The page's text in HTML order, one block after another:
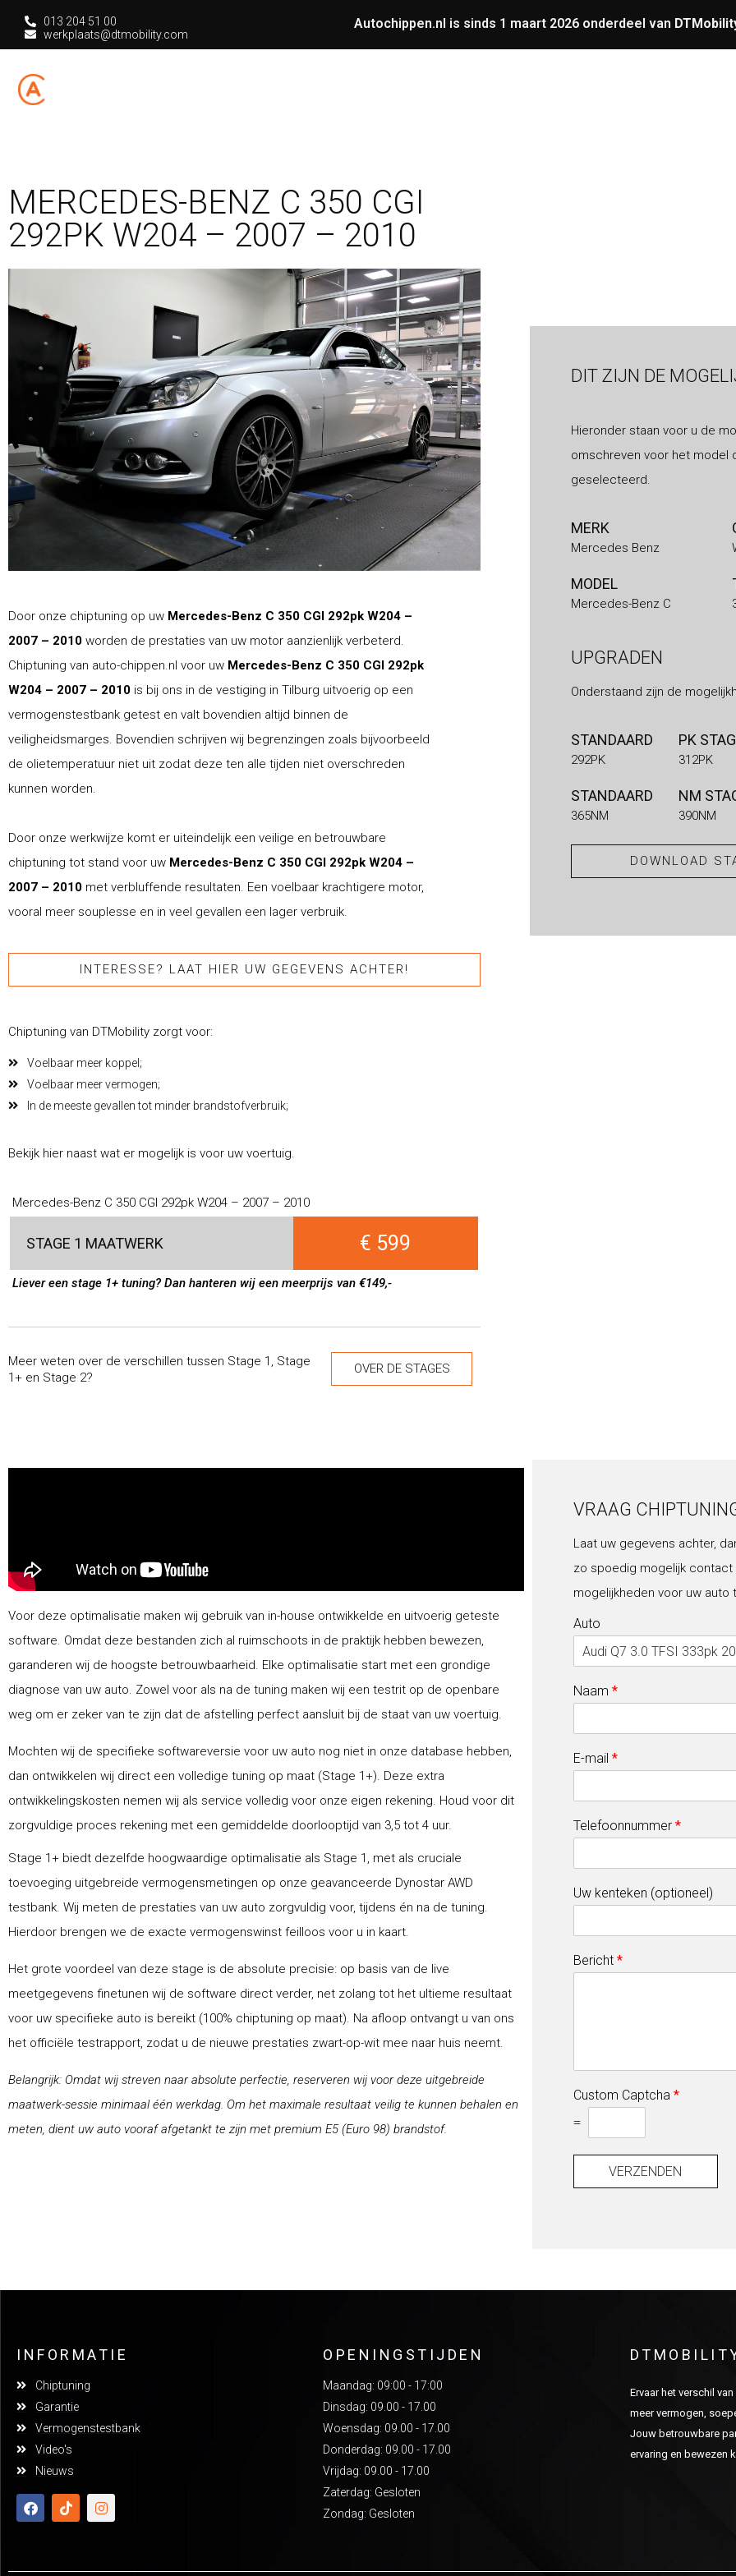
013 204 51 00
werkplaats@dtmobility.com
Autochippen.nl is sinds 1 maart 2026 onderdeel van
MERCEDES-BENZ C 350 CGI
292PK W204 – 2007 – 2010
Door onze chiptuning op uw Mercedes-Benz C 350 CGI 292pk W204 –
2007 – 2010 worden de prestaties van uw motor aanzienlijk verbeterd.
Chiptuning van auto-chippen.nl voor uw Mercedes-Benz C 350 CGI 292pk
W204 – 2007 – 2010 is bij ons in de vestiging in Tilburg uitvoerig op een
vermogenstestbank getest en valt bovendien altijd binnen de
veiligheidsmarges. Bovendien schrijven wij begrenzingen zoals bijvoorbeeld
de olietemperatuur niet uit zodat deze ten alle tijden niet overschreden
kunnen worden.
Door onze werkwijze komt er uiteindelijk een veilige en betrouwbare
chiptuning tot stand voor uw Mercedes-Benz C 350 CGI 292pk W204 –
2007 – 2010 met verbluffende resultaten. Een voelbaar krachtigere motor,
vooral meer souplesse en in veel gevallen een lager verbruik.
INTERESSE? LAAT HIER UW GEGEVENS ACHTER!
Chiptuning van DTMobility zorgt voor:
Voelbaar meer koppel;
Voelbaar meer vermogen;
In de meeste gevallen tot minder brandstofverbruik;
Bekijk hier naast wat er mogelijk is voor uw voertuig.
Mercedes-Benz C 350 CGI 292pk W204 – 2007 – 2010
STAGE 1 MAATWERK € 599
Liever een stage 1+ tuning? Dan hanteren wij een meerprijs van €149,-
Meer weten over de verschillen tussen Stage 1, Stage
1+ en Stage 2?
OVER DE STAGES
DIT ZIJN DE
Hieronder staan voor u de
omschreven voor het model
geselecteerd.
MERK
Mercedes Benz
MODEL
Mercedes-Benz C
UPGRADEN
Onderstaand zijn de
STANDAARD
292PK
PK
312PK
STANDAARD
365NM
NM
390NM
DOWNLOAD
Voor deze optimalisatie maken wij gebruik van in-house ontwikkelde en uitvoerig geteste
software. Omdat deze bestanden zich al ruimschoots in de praktijk hebben bewezen,
garanderen wij de hoogste betrouwbaarheid. Elke optimalisatie start met een grondige
diagnose van uw auto. Zowel voor als na de tuning maken wij een testrit op de openbare
weg om er zeker van te zijn dat de afstelling perfect aansluit bij de staat van uw voertuig.
Mochten wij de specifieke softwareversie voor uw auto nog niet in onze database hebben,
dan ontwikkelen wij direct een volledige tuning op maat (Stage 1+). Deze extra
ontwikkelingskosten nemen wij als service volledig voor onze eigen rekening. Houd voor dit
zorgvuldige proces rekening met een gemiddelde doorlooptijd van 3,5 tot 4 uur.
Stage 1+ biedt dezelfde hoogwaardige optimalisatie als Stage 1, met als cruciale
toevoeging uitgebreide vermogensmetingen op onze geavanceerde Dynostar AWD
testbank. Wij meten de prestaties van uw auto zorgvuldig voor, tijdens én na de tuning.
Hierdoor brengen we de exacte vermogenswinst feilloos voor u in kaart.
Het grote voordeel van deze stage is de absolute precisie: op basis van de live
meetgegevens finetunen wij de software direct verder, net zolang tot het ultieme resultaat
voor uw specifieke auto is bereikt (100% chiptuning op maat). Na afloop ontvangt u van ons
het officiële testrapport, zodat u de nieuwe prestaties zwart-op-wit mee naar huis neemt.
Belangrijk: Omdat wij streven naar absolute perfectie, reserveren wij voor deze uitgebreide
maatwerk-sessie minimaal één werkdag. Om het maximale resultaat veilig te kunnen behalen en
meten, dient uw auto vooraf afgetankt te zijn met premium E5 (Euro 98) brandstof.
VRAAG
Laat uw gegevens achter,
zo spoedig mogelijk
mogelijkheden voor uw auto
Auto
Naam *
E-mail *
Telefoonnummer *
Uw kenteken (optioneel)
Bericht *
Custom Captcha *
=
VERZENDEN
INFORMATIE
Chiptuning
Garantie
Vermogenstestbank
Video's
Nieuws
OPENINGSTIJDEN
Maandag: 09:00 - 17:00
Dinsdag: 09.00 - 17.00
Woensdag: 09.00 - 17.00
Donderdag: 09.00 - 17.00
Vrijdag: 09.00 - 17.00
Zaterdag: Gesloten
Zondag: Gesloten
Ervaar het verschil
meer vermogen,
Jouw betrouwbare
ervaring en bewezen